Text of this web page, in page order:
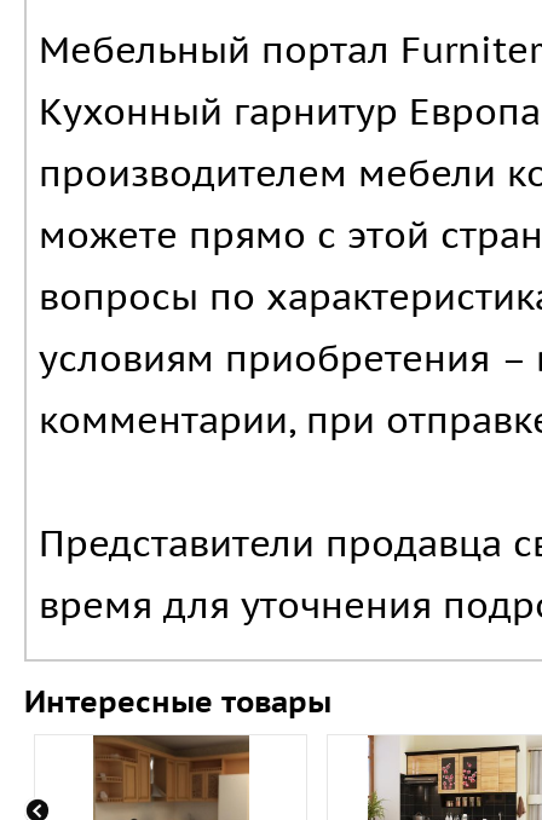
Мебельный портал
Кухонный гарнитур
производителем мебели
можете прямо с этой
вопросы по
условиям приобретения –
комментарии, при
Представители продавца
время для уточнения
Интересные товары